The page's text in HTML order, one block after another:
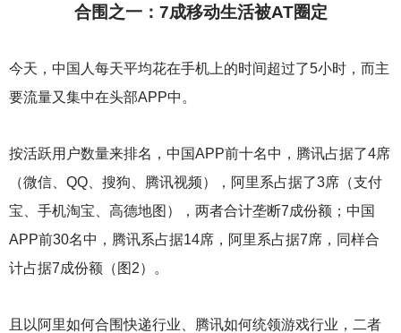
合围之一：7成移动生活被AT圈定
今天，中国人每天平均花在手机上的时间超过了5小时，而主
要流量又集中在头部APP中。
按活跃用户数量来排名，中国APP前十名中，腾讯占据了4席
（微信、QQ、搜狗、腾讯视频），阿里系占据了3席（支付
宝、手机淘宝、高德地图），两者合计垄断7成份额；中国
APP前30名中，腾讯系占据14席，阿里系占据7席，同样合
计占据7成份额（图2）。
且以阿里如何合围快递行业、腾讯如何统领游戏行业，二者